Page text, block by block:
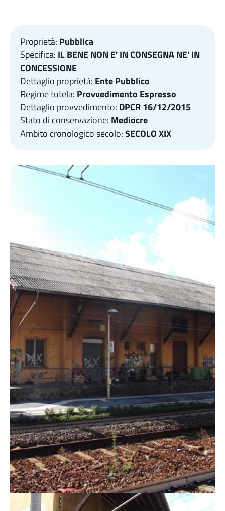
Proprietà: Pubblica
Specifica: IL BENE NON E' IN CONSEGNA NE' IN
CONCESSIONE
Dettaglio proprietà: Ente Pubblico
Regime tutela: Provvedimento Espresso
Dettaglio provvedimento: DPCR 16/12/2015
Stato di conservazione: Mediocre
Ambito cronologico secolo:SECOLO XIX